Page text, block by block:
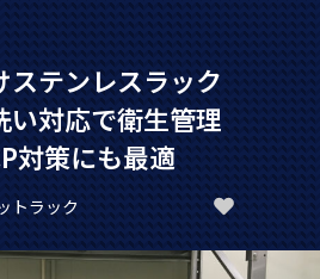
ステンレスラック
い対応で衛生管理
対策にも最適
トラック